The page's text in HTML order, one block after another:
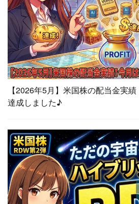
【2026年5月】米国株の配当金実
達成しました♪